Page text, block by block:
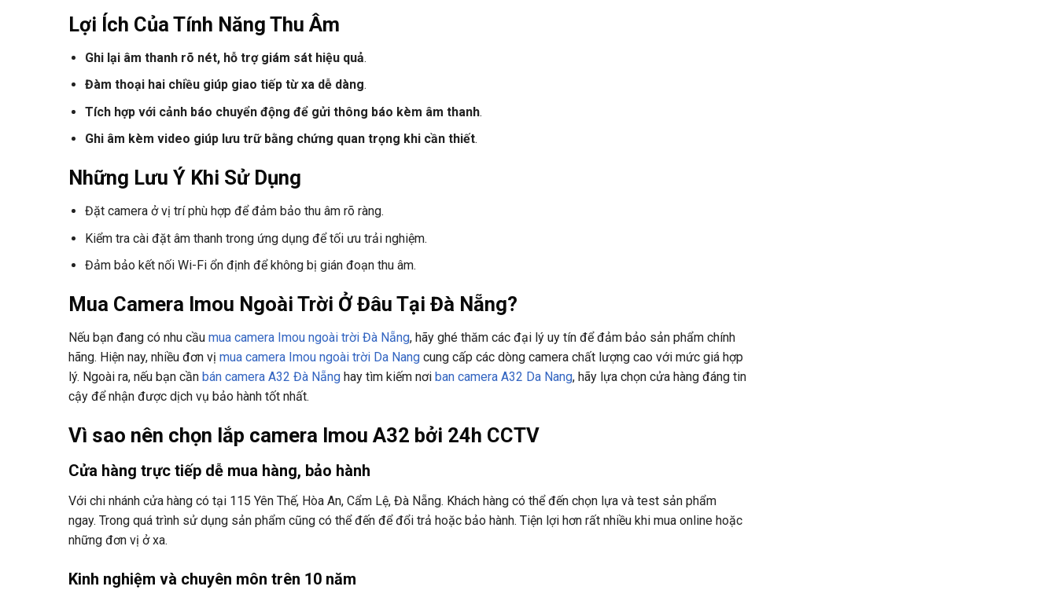
Lợi Ích Của Tính Năng Thu Âm
Ghi lại âm thanh rõ nét, hỗ trợ giám sát hiệu quả.
Đàm thoại hai chiều giúp giao tiếp từ xa dễ dàng.
Tích hợp với cảnh báo chuyển động để gửi thông báo kèm âm thanh.
Ghi âm kèm video giúp lưu trữ bằng chứng quan trọng khi cần thiết.
Những Lưu Ý Khi Sử Dụng
Đặt camera ở vị trí phù hợp để đảm bảo thu âm rõ ràng.
Kiểm tra cài đặt âm thanh trong ứng dụng để tối ưu trải nghiệm.
Đảm bảo kết nối Wi-Fi ổn định để không bị gián đoạn thu âm.
Mua Camera Imou Ngoài Trời Ở Đâu Tại Đà Nẵng?
Nếu bạn đang có nhu cầu mua camera Imou ngoài trời Đà Nẵng, hãy ghé thăm các đại lý uy tín để đảm bảo sản phẩm chính
hãng. Hiện nay, nhiều đơn vị mua camera Imou ngoài trời Da Nang cung cấp các dòng camera chất lượng cao với mức giá hợp
lý. Ngoài ra, nếu bạn cần bán camera A32 Đà Nẵng hay tìm kiếm nơi ban camera A32 Da Nang, hãy lựa chọn cửa hàng đáng tin
cậy để nhận được dịch vụ bảo hành tốt nhất.
Vì sao nên chọn lắp camera Imou A32 bởi 24h CCTV
Cửa hàng trực tiếp dễ mua hàng, bảo hành
Với chi nhánh cửa hàng có tại 115 Yên Thế, Hòa An, Cẩm Lệ, Đà Nẵng. Khách hàng có thể đến chọn lựa và test sản phẩm
ngay. Trong quá trình sử dụng sản phẩm cũng có thể đến để đổi trả hoặc bảo hành. Tiện lợi hơn rất nhiều khi mua online hoặc
những đơn vị ở xa.
Kinh nghiệm và chuyên môn trên 10 năm